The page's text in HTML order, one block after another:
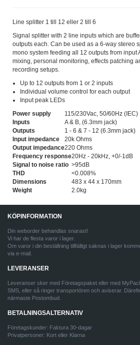
Line splitter 1 till 12 eller 2 till 6
Signal splitter with 2 line inputs which are
outputs each. Can be used as a 6-way stereo
mono system feeding all 12 outputs from input
mixing, personal monitoring, effects patching
recording setups.
Up to 12 outputs from 1 or 2 inputs
Individual volume control for each output
Input peak LEDs
Power supply
115/230Vac, 50/60Hz (IEC)
Inputs
A & B, (6.3mm jack)
Outputs
1 - 6 & 7 - 12 (6.3mm jack)
Input impedance
20k Ohms
Output impedance220 Ohms
Frequency response20Hz - 20kHz, +0/-1dB
Signal to noise ratio >95dB
THD
<0.008%
Dimensions
483 x 44 x 170mm
Weight
2.0kg
KÖPINFORMATION
Din weborder behandlas snarast!
Vi har de flesta varor i lager.
Om varor i din beställning tillfälligt saknas i lager
via e-mail.
LEVERANSER
Leveranser sker med Företagspaket eller med
SMS, eller så ringer transportören och aviserar.
närmaste Postombud.
BETALNINGSALTERNATIV
Företagskunder: Faktura 30-dagar
Privatpersoner: Kort eller Klarna